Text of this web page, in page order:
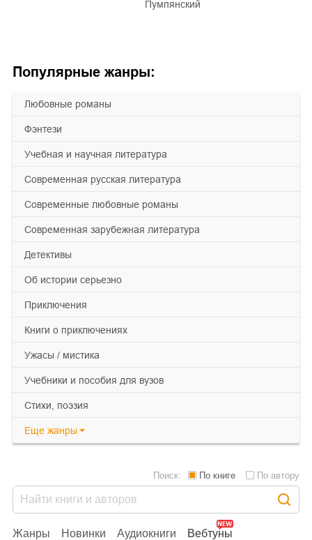
Популярные жанры:
любовные романы
фэнтези
учебная и научная литература
современная русская литература
современные любовные романы
современная зарубежная литература
детективы
об истории серьезно
приключения
книги о приключениях
ужасы / мистика
учебники и пособия для вузов
cтихи, поэзия
Еще жанры
Пумпянский
Жанры Новинки Аудиокниги Вебтуны
Поиск: По книге По автору